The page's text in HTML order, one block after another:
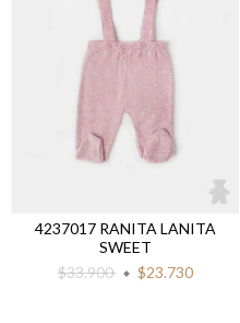
4237017 RANITA LANITA
SWEET
$33.900
$23.730